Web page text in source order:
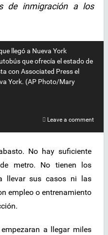
de inmigración a los
llegó a Nueva York
que ofrecía el estado de
con Associated Press el
York. (AP Photo/Mary
Leave a comment
No hay suficiente
metro. No tienen los
llevar sus casos ni las
empleo o entrenamiento
a llegar miles